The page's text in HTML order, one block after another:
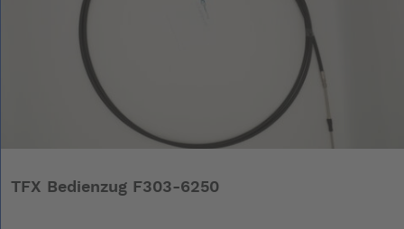
TFX Bedienzug F303-6250